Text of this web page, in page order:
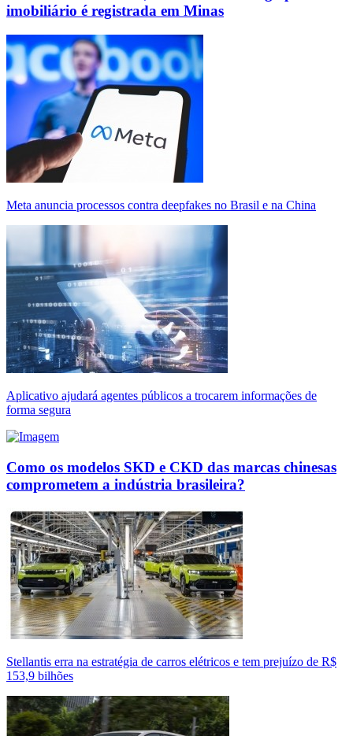
imobiliário é registrada em Minas
Meta anuncia processos contra deepfakes no Brasil e na China
Aplicativo ajudará agentes públicos a trocarem informações de
forma segura
Como os modelos SKD e CKD das marcas chinesas
comprometem a indústria brasileira?
Stellantis erra na estratégia de carros elétricos e tem prejuízo de R$
153,9 bilhões